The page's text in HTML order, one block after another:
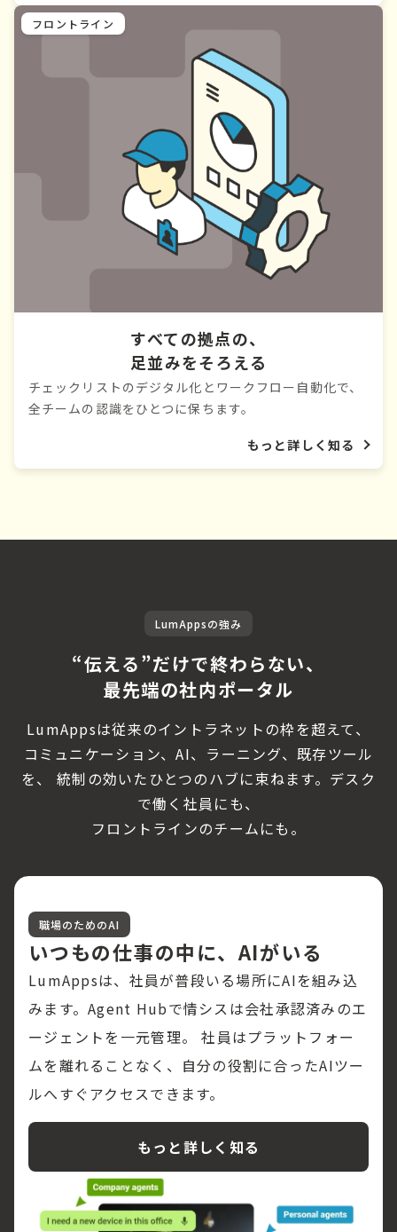
フロントライン
すべての拠点の、
足並みをそろえる
チェックリストのデジタル化とワークフロー自動化で、
全チームの認識をひとつに保ちます。
もっと詳しく知る
LumAppsの強み
“伝える”だけで終わらない、
最先端の社内ポータル
LumAppsは従来のイントラネットの枠を超えて、
コミュニケーション、AI、ラーニング、既存ツール
を、 統制の効いたひとつのハブに束ねます。 デスク
で働く社員にも、
フロントラインのチームにも。
職場のためのAI
いつもの仕事の中に、AIがいる
LumAppsは、社員が普段いる場所にAIを組み込
みます。Agent Hubで情シスは会社承認済みのエ
ージェントを一元管理。 社員はプラットフォー
ムを離れることなく、自分の役割に合ったAIツー
ルへすぐアクセスできます。
もっと詳しく知る